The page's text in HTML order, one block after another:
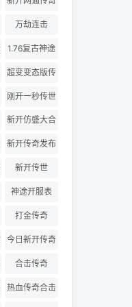
万劫连击
1.76复古神途
超变变态版传
奇
刚开一秒传世
新开仿盛大合
击
新开传奇发布
新开传世
神途开服表
打金传奇
今日新开传奇
三私服
合击传奇
热血传奇合击